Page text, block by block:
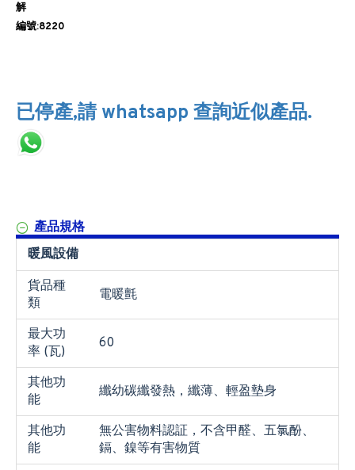
解
編號:8220
已停產,請 whatsapp 查詢近似產品.
產品規格
暖風設備
貨品種
類
電暖氈
最大功
率 (瓦)
60
其他功
能
纖幼碳纖發熱，纖薄、輕盈墊身
其他功
能
無公害物料認証，不含甲醛、五氯酚、
鎘、鎳等有害物質